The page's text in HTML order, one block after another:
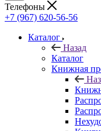
Телефоны
+7 (967) 620-56-56
Каталог
Назад
Каталог
Книжная